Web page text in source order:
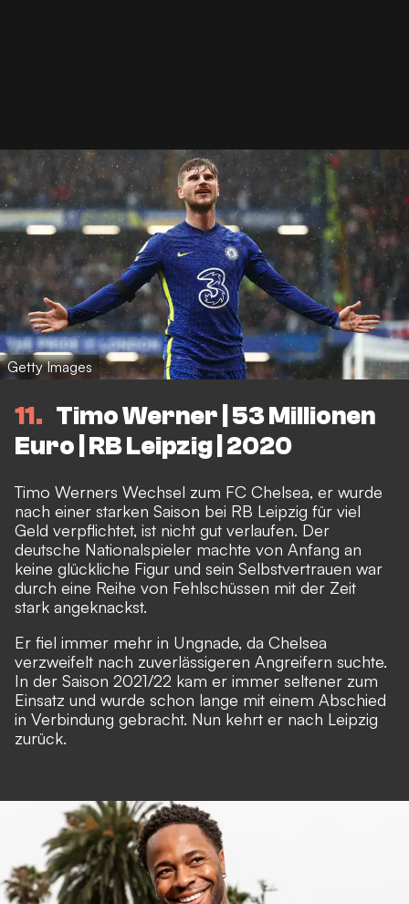
Getty Images
11
Timo Werner | 53 Millionen
Euro | RB Leipzig | 2020
Timo Werners Wechsel zum FC Chelsea, er wurde
nach einer starken Saison bei RB Leipzig für viel
Geld verpflichtet, ist nicht gut verlaufen. Der
deutsche Nationalspieler machte von Anfang an
keine glückliche Figur und sein Selbstvertrauen war
durch eine Reihe von Fehlschüssen mit der Zeit
stark angeknackst.
Er fiel immer mehr in Ungnade, da Chelsea
verzweifelt nach zuverlässigeren Angreifern suchte.
In der Saison 2021/22 kam er immer seltener zum
Einsatz und wurde schon lange mit einem Abschied
in Verbindung gebracht. Nun kehrt er nach Leipzig
zurück.